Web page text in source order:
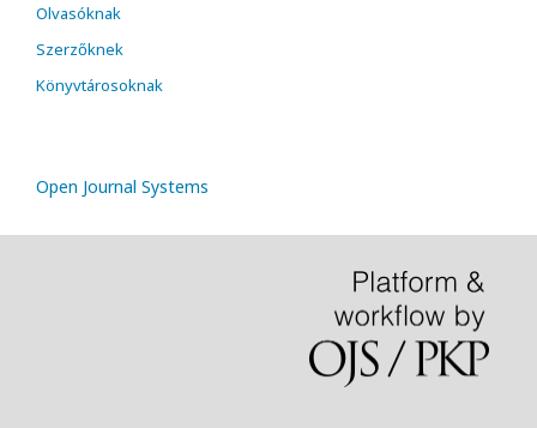
Olvasóknak
Szerzőknek
Könyvtárosoknak
Open Journal Systems